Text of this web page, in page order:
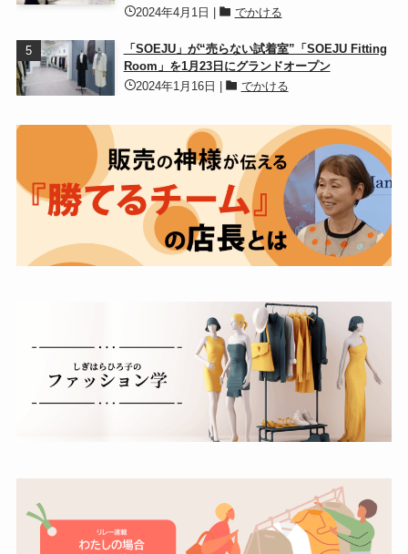
2024年4月1日
でかける
「SOEJU」が“売らない試着室”「SOEJU Fitting
Room」を1月23日にグランドオープン
2024年1月16日 | でかける